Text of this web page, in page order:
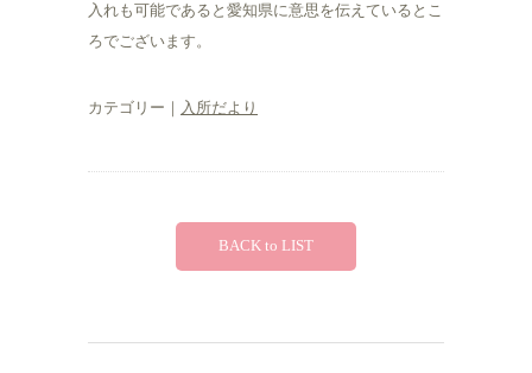
入れも可能であると愛知県に意思を伝えているとこ
ろでございます。
カテゴリー｜ 入所だより
BACK to LIST